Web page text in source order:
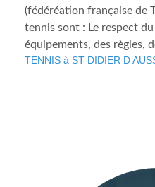
(fédéréation française de
tennis sont : Le respect
équipements, des règles,
TENNIS à ST DIDIER D